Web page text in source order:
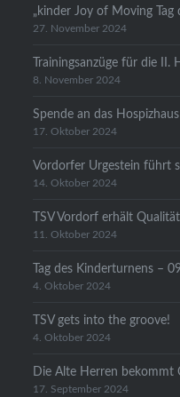
„kinder Joy of Moving Tag
27. November 2024
Trainingsanzüge für die II.
8. November 2024
Spende an das
17. Oktober 2024
Vordorfer Urgestein führt
14. Oktober 2024
TSV Vordorf erhält
11. Oktober 2024
Tag des Kinderturnens –
4. Oktober 2024
TSV gets into the groove!
4. Oktober 2024
Die Alte Herren bekommt
17. September 2024